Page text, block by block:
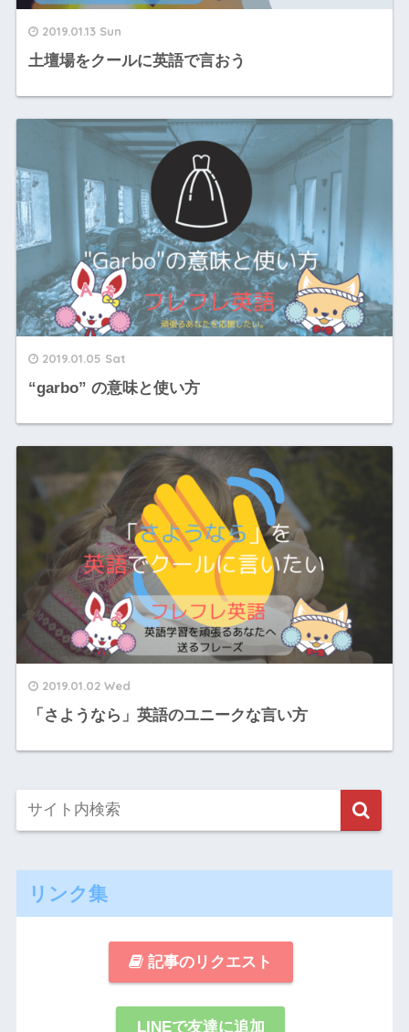
2019.01.13 Sun
土壇場をクールに英語で言おう
2019.01.05 Sat
“garbo” の意味と使い方
2019.01.02 Wed
「さようなら」英語のユニークな言い方
リンク集
記事のリクエスト
LINEで友達に追加